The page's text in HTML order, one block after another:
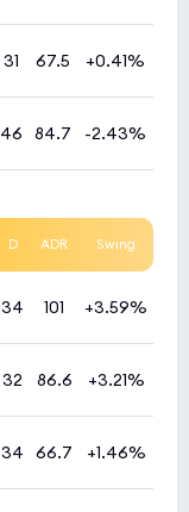
31 67.5 +0.41%
46 84.7 -2.43%
D ADR Swing
34 101 +3.59%
32 86.6 +3.21%
34 66.7 +1.46%